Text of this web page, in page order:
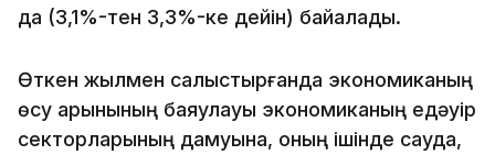
да (3,1%-тен 3,3%-ке дейін) байқалады.
Өткен жылмен салыстырғанда экономиканың
өсу қарқынының баяулауы экономиканың едәуір
секторларының дамуына, оның ішінде сауда,